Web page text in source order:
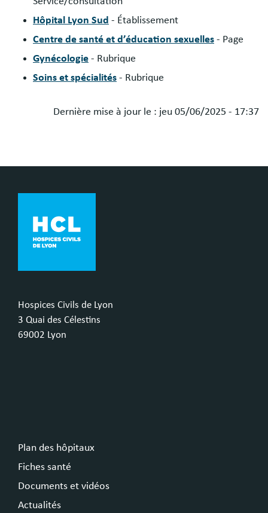
Hôpital Lyon Sud - Établissement
Centre de santé et d’éducation sexuelles - Page
Gynécologie - Rubrique
Soins et spécialités - Rubrique
Dernière mise à jour le : jeu 05/06/2025 - 17:37
Hospices Civils de Lyon
3 Quai des Célestins
69002 Lyon
Plan des hôpitaux
Fiches santé
Documents et vidéos
Actualités